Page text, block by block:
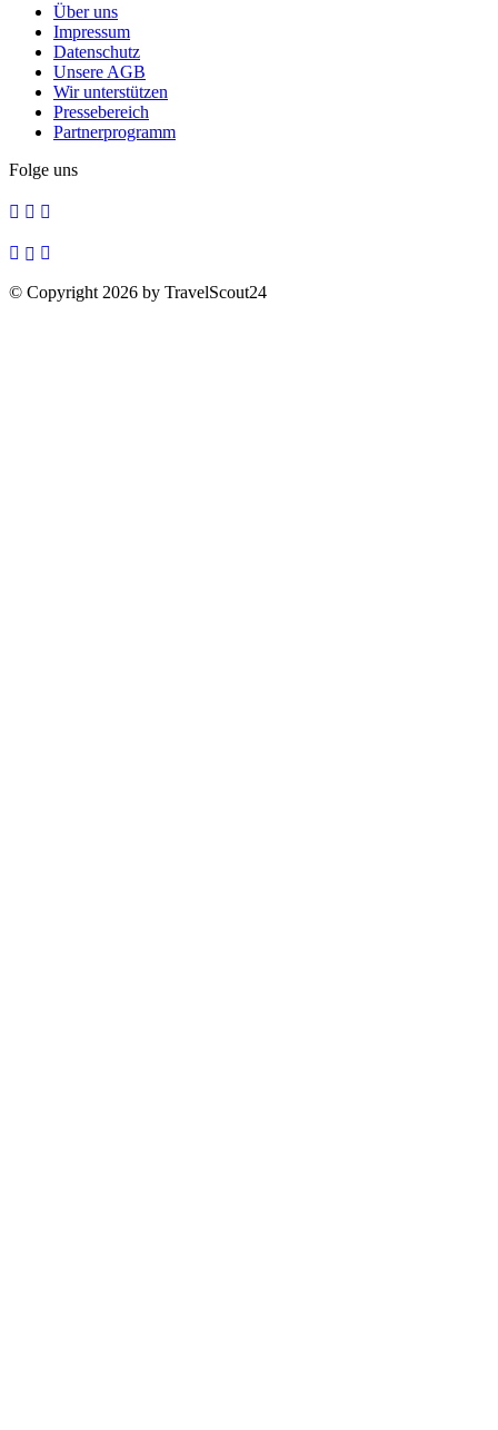
Über uns
Impressum
Datenschutz
Unsere AGB
Wir unterstützen
Pressebereich
Partnerprogramm
Folge uns
© Copyright 2026 by TravelScout24